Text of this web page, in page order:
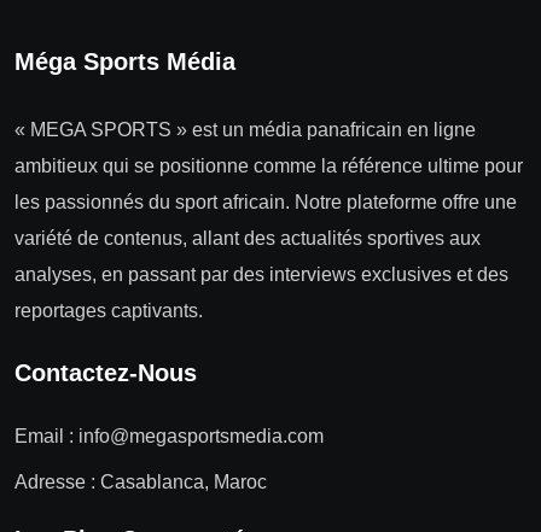
Méga Sports Média
« MEGA SPORTS » est un média panafricain en ligne
ambitieux qui se positionne comme la référence ultime pour
les passionnés du sport africain. Notre plateforme offre une
variété de contenus, allant des actualités sportives aux
analyses, en passant par des interviews exclusives et des
reportages captivants.
Contactez-Nous
Email : info@megasportsmedia.com
Adresse : Casablanca, Maroc